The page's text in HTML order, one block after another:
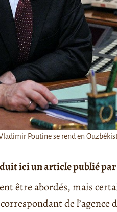
Poutine se rend en
ici un article publié par
être abordés, mais
de l’agence